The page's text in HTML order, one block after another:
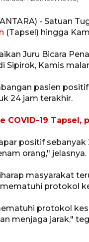
- Satuan
(Tapsel) hingga
Juru Bicara
Sipirok, Kamis
pasien
24 jam terakhir.
COVID-19 Tapsel,
positif sebanyak
orang," jelasnya.
masyarakat
mematuhi protokol
protokol
menjaga jarak,"